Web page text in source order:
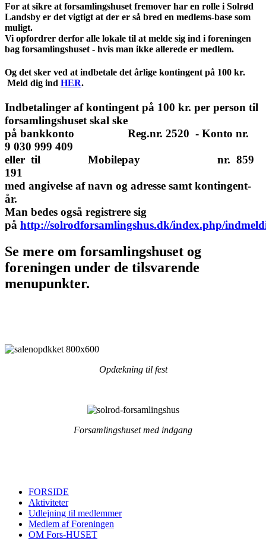
For at sikre at forsamlingshuset fremover har en rolle i Solrød
Landsby er det vigtigt at der er så bred en medlems-base som
muligt.
Vi opfordrer derfor alle lokale til at melde sig ind i foreningen
bag forsamlingshuset - hvis man ikke allerede er medlem.
Og det sker ved at indbetale det årlige kontingent på 100 kr.
Meld dig ind HER.
Indbetalinger af kontingent på 100 kr. per person til
forsamlingshuset skal ske
på bankkonto Reg.nr. 2520 - Konto nr.
9 030 999 409
eller til Mobilepay nr. 859
191
med angivelse af navn og adresse samt kontingent-
år.
Man bedes også registrere sig
på http://solrodforsamlingshus.dk/index.php/
Se mere om forsamlingshuset og
foreningen under de tilsvarende
menupunkter.
Opdækning til fest
Forsamlingshuset med indgang
FORSIDE
Aktiviteter
Udlejning til medlemmer
Medlem af Foreningen
OM Fors-HUSET